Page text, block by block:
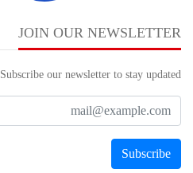
JOIN OUR NEWSLETTER
Subscribe our newsletter to stay updated.